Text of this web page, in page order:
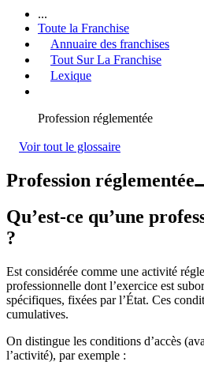
...
Toute la Franchise
Annuaire des franchises
Tout Sur La Franchise
Lexique
Profession réglementée
Voir tout le glossaire
Profession réglementée
Qu’est-ce qu’une
?
Est considérée comme une activité
professionnelle dont l’exercice est
spécifiques, fixées par l’État. Ces
cumulatives.
On distingue les conditions d’accès
l’activité), par exemple :